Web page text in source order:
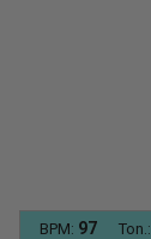
BPM: 97 Ton.: